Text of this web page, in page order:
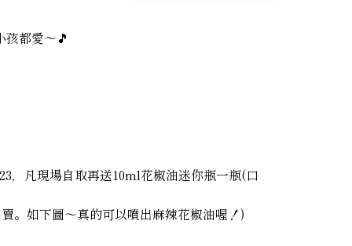
都愛～🎵
，凡現場自取再送10ml花椒油迷你瓶一瓶(口
。如下圖～真的可以噴出麻辣花椒油喔！)